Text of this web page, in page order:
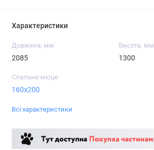
Характеристики
Довжина, мм
2085
Висота, мм
1300
Спальне місце
160x200
Всі характеристики